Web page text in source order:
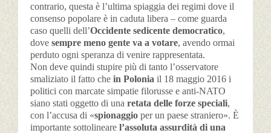
contrario, questa è l’ultima spiaggia dei regimi dove il
consenso popolare è in caduta libera – come guarda
caso quelli dell’Occidente sedicente democratico,
dove sempre meno gente va a votare, avendo ormai
perduto ogni speranza di venire rappresentata.
Non deve quindi stupire più di tanto l’osservatore
smaliziato il fatto che in Polonia il 18 maggio 2016 i
politici con marcate simpatie filorusse e anti-NATO
siano stati oggetto di una retata delle forze speciali,
con l’accusa di «spionaggio per un paese straniero». È
importante sottolineare l’assoluta assurdità di una